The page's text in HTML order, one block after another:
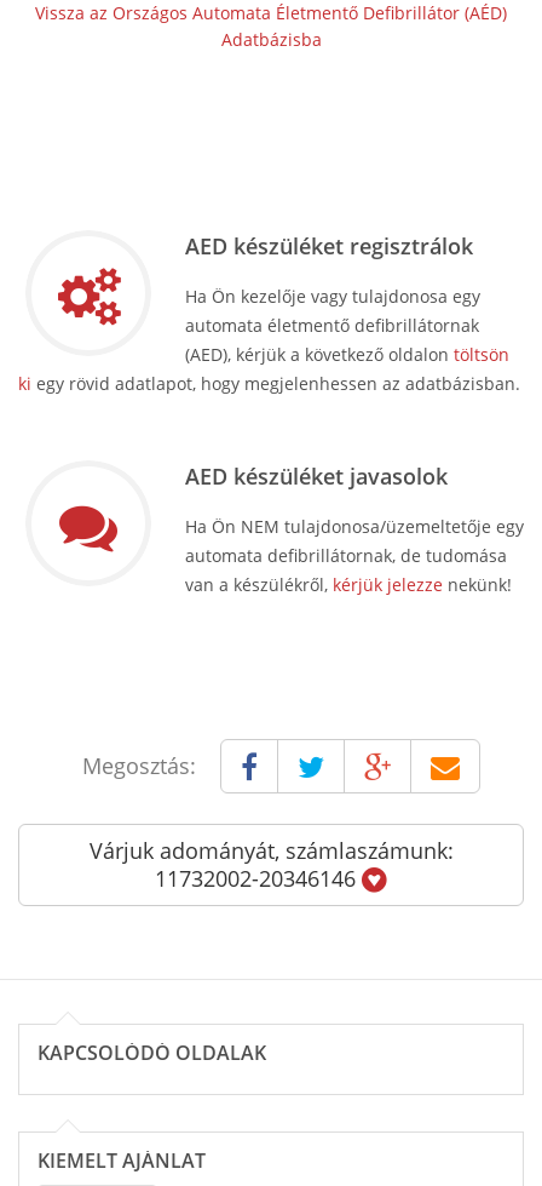
Vissza az Országos Automata Életmentő Defibrillátor (AÉD)
Adatbázisba
AED készüléket regisztrálok
Ha Ön kezelője vagy tulajdonosa egy
automata életmentő defibrillátornak
(AED), kérjük a következő oldalon töltsön
ki egy rövid adatlapot, hogy megjelenhessen az adatbázisban.
AED készüléket javasolok
Ha Ön NEM tulajdonosa/üzemeltetője egy
automata defibrillátornak, de tudomása
van a készülékről, kérjük jelezze nekünk!
Megosztás:
Várjuk adományát, számlaszámunk:
11732002-20346146
KAPCSOLÓDÓ OLDALAK
KIEMELT AJÁNLAT